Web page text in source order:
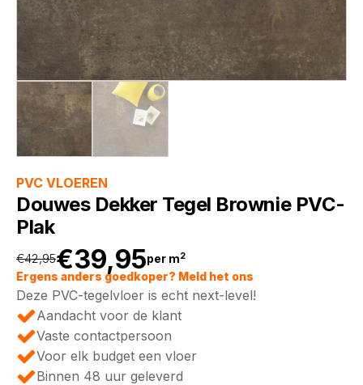
PVC VLOEREN
Douwes Dekker Tegel Brownie PVC-
Plak
€42,95
Oorspronkelijke
prijs
was:
€39,95
Huidige
prijs
is:
per m2
Ergens anders goedkoper? Meld het ons
Deze PVC-tegelvloer is echt next-level!
Aandacht voor de klant
Vaste contactpersoon
Voor elk budget een vloer
Binnen 48 uur geleverd